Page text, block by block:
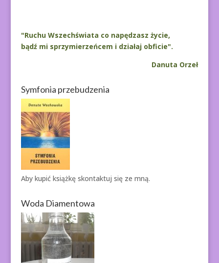
"Ruchu Wszechświata co napędzasz życie,
bądź mi sprzymierzeńcem i działaj obficie".
Danuta Orzeł
Symfonia przebudzenia
Aby kupić książkę skontaktuj się ze mną.
Woda Diamentowa